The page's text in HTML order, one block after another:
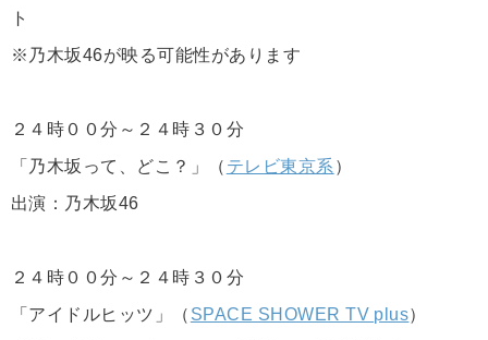
ト
※乃木坂46が映る可能性があります
２４時００分～２４時３０分
「乃木坂って、どこ？」（ テレビ東京系 ）
出演：乃木坂46
２４時００分～２４時３０分
「アイドルヒッツ」（ SPACE SHOWER TV plus）